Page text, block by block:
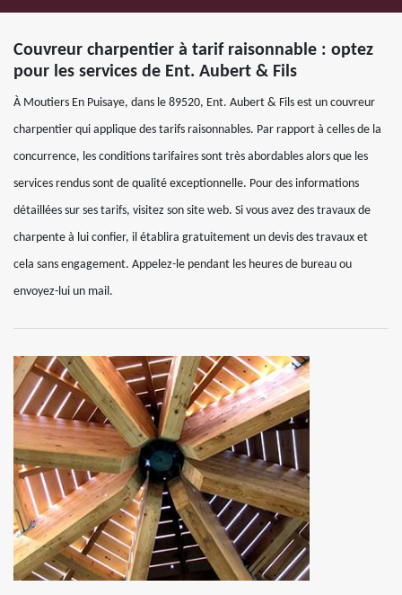
Couvreur charpentier à tarif raisonnable : optez
pour les services de Ent. Aubert & Fils
À Moutiers En Puisaye, dans le 89520, Ent. Aubert & Fils est un couvreur
charpentier qui applique des tarifs raisonnables. Par rapport à celles de la
concurrence, les conditions tarifaires sont très abordables alors que les
services rendus sont de qualité exceptionnelle. Pour des informations
détaillées sur ses tarifs, visitez son site web. Si vous avez des travaux de
charpente à lui confier, il établira gratuitement un devis des travaux et
cela sans engagement. Appelez-le pendant les heures de bureau ou
envoyez-lui un mail.